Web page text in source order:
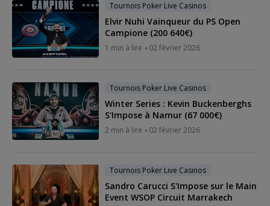
Tournois Poker Live Casinos
Elvir Nuhi Vainqueur du PS Open
Campione (200 640€)
1 min à lire 02 février 2026
Tournois Poker Live Casinos
Winter Series : Kevin Buckenberghs
S'Impose à Namur (67 000€)
2 min à lire 02 février 2026
Tournois Poker Live Casinos
Sandro Carucci S'Impose sur le Main
Event WSOP Circuit Marrakech